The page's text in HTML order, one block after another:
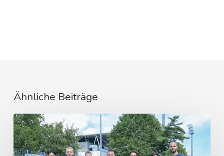
Ähnliche Beiträge